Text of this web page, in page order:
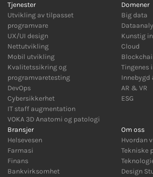
Tjenester
Utvikling av tilpasset
programvare
UX/UI design
Nettutvikling
Mobil utvikling
Kvalitetssikring og
programvaretesting
DevOps
Cybersikkerhet
IT staff augmentation
VOKA 3D Anatomi og patologi
Domener
Big data
Kunstig
Cloud
Tingenes
Innebygd
AR & VR
ESG
Bransjer
Helsevesen
Farmasi
Finans
Bankvirksomhet
Om oss
Hvordan
Tekniske
Design